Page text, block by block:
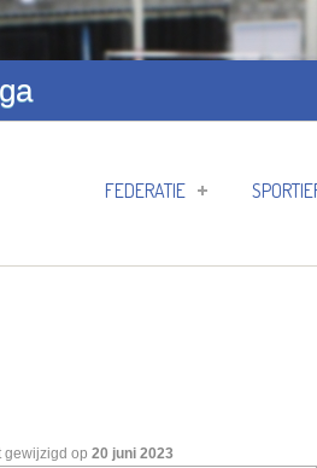
FEDERATIE
gewijzigd op 20 juni 2023